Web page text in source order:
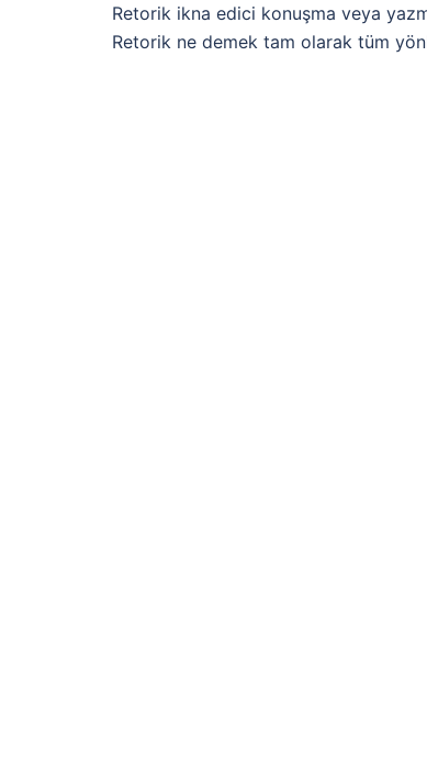
Retorik ikna edici konuşma veya
Retorik ne demek tam olarak tüm